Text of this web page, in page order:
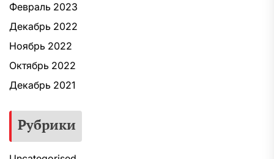
Февраль 2023
Декабрь 2022
Ноябрь 2022
Октябрь 2022
Декабрь 2021
Рубрики